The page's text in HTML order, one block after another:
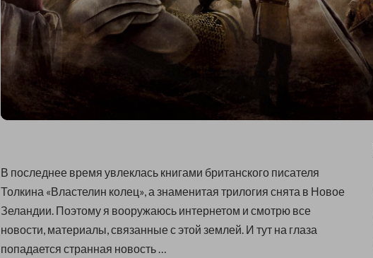
В последнее время увлеклась книгами британского писателя
Толкина «Властелин колец», а знаменитая трилогия снята в Новое
Зеландии. Поэтому я вооружаюсь интернетом и смотрю все
новости, материалы, связанные с этой землей. И тут на глаза
попадается странная новость …